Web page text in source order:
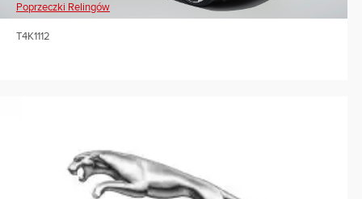
Poprzeczki Relingów
T4K1112